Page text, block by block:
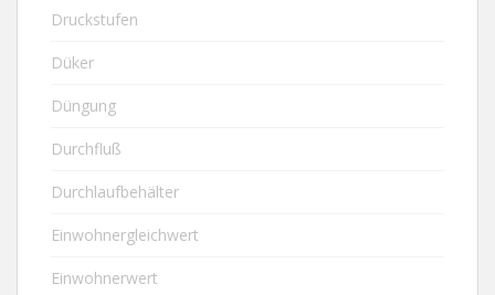
Druckstufen
Düker
Düngung
Durchfluß
Durchlaufbehälter
Einwohnergleichwert
Einwohnerwert